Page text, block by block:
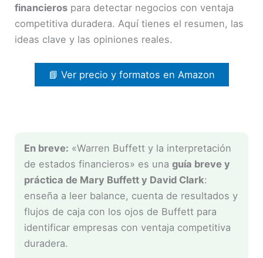
financieros para detectar negocios con ventaja
competitiva duradera. Aquí tienes el resumen, las
ideas clave y las opiniones reales.
📘 Ver precio y formatos en Amazon
En breve: «Warren Buffett y la interpretación
de estados financieros» es unaguía breve y
práctica de Mary Buffett y David Clark:
enseña a leer balance, cuenta de resultados y
flujos de caja con los ojos de Buffett para
identificar empresas con ventaja competitiva
duradera.